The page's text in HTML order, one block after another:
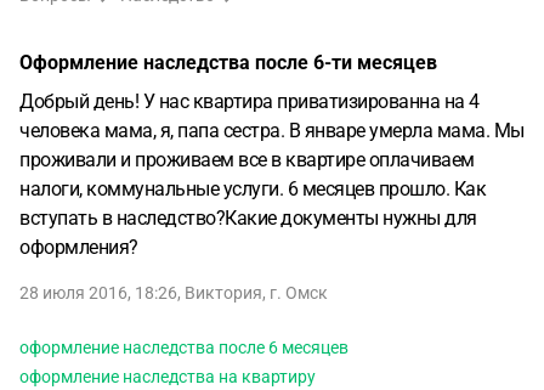
Оформление наследства после 6-ти месяцев
Добрый день! У нас квартира приватизированна на 4
человека мама, я, папа сестра. В январе умерла мама. Мы
проживали и проживаем все в квартире оплачиваем
налоги, коммунальные услуги. 6 месяцев прошло. Как
вступать в наследство?Какие документы нужны для
оформления?
28 июля 2016, 18:26, Виктория, г. Омск
оформление наследства после 6 месяцев
оформление наследства на квартиру